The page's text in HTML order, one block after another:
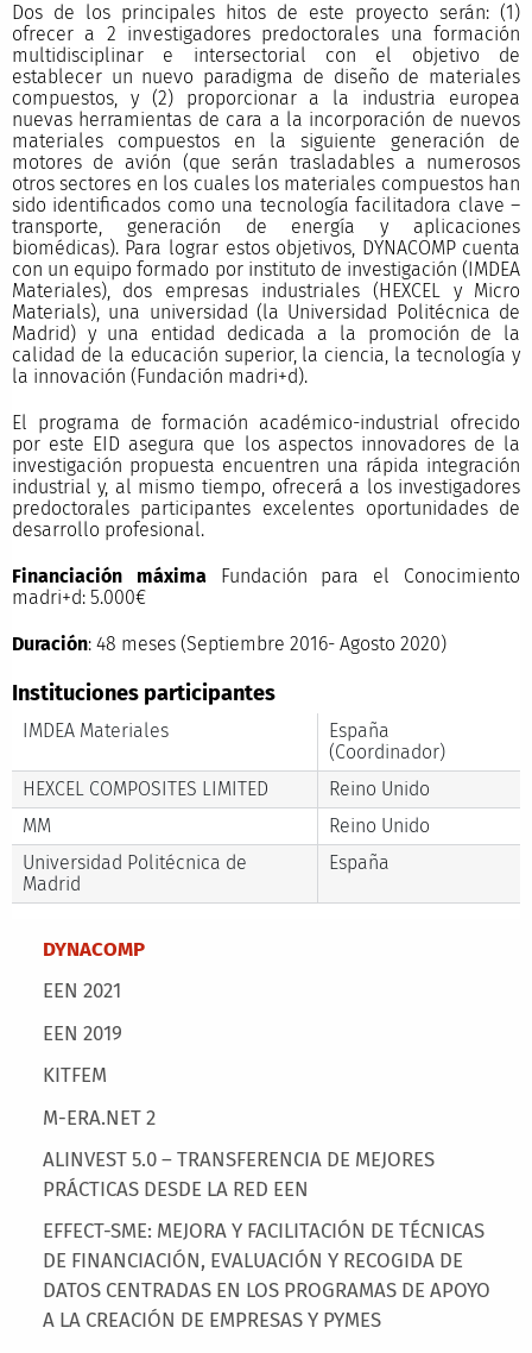
Main menu
DYNACOMP
EEN 2021
EEN 2019
KITFEM
M-ERA.NET 2
ALINVEST 5.0 – TRANSFERENCIA DE MEJORES
PRÁCTICAS DESDE LA RED EEN
EFFECT-SME: MEJORA Y FACILITACIÓN DE TÉCNICAS
DE FINANCIACIÓN, EVALUACIÓN Y RECOGIDA DE
DATOS CENTRADAS EN LOS PROGRAMAS DE APOYO
A LA CREACIÓN DE EMPRESAS Y PYMES
Dos de los principales hitos de este proyecto serán: (1)
ofrecer a 2 investigadores predoctorales una formación
multidisciplinar e intersectorial con el objetivo de
establecer un nuevo paradigma de diseño de materiales
compuestos, y (2) proporcionar a la industria europea
nuevas herramientas de cara a la incorporación de nuevos
materiales compuestos en la siguiente generación de
motores de avión (que serán trasladables a numerosos
otros sectores en los cuales los materiales compuestos han
sido identificados como una tecnología facilitadora clave –
transporte, generación de energía y aplicaciones
biomédicas). Para lograr estos objetivos, DYNACOMP cuenta
con un equipo formado por instituto de investigación (IMDEA
Materiales), dos empresas industriales (HEXCEL y Micro
Materials), una universidad (la Universidad Politécnica de
Madrid) y una entidad dedicada a la promoción de la
calidad de la educación superior, la ciencia, la tecnología y
la innovación (Fundación madri+d).
El programa de formación académico-industrial ofrecido
por este EID asegura que los aspectos innovadores de la
investigación propuesta encuentren una rápida integración
industrial y, al mismo tiempo, ofrecerá a los investigadores
predoctorales participantes excelentes oportunidades de
desarrollo profesional. ​
Financiación máximaFundación para el Conocimiento
madri+d: 5.000€
Duración: 48 meses (Septiembre 2016- Agosto 2020)
Instituciones participantes
IMDEA Materiales
España
(Coordinador)
HEXCEL COMPOSITES LIMITED
Reino Unido
MM
Reino Unido
Universidad Politécnica de
Madrid
España